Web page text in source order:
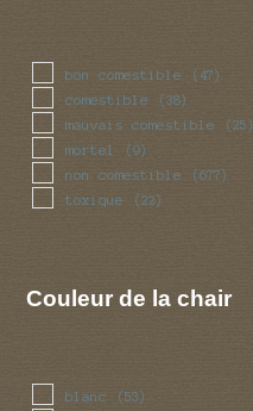
bon comestible (47)
comestible (38)
mauvais comestible (25)
mortel (9)
non comestible (677)
toxique (22)
Couleur de la chair
blanc (53)